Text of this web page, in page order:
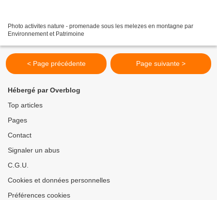
Photo activites nature - promenade sous les melezes en montagne par
Environnement et Patrimoine
< Page précédente Page suivante >
Hébergé par Overblog
Top articles
Pages
Contact
Signaler un abus
C.G.U.
Cookies et données personnelles
Préférences cookies